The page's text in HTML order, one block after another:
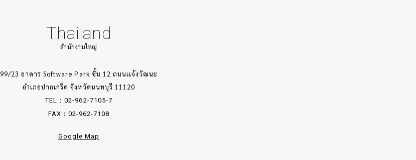
Thailand
สำนักงานใหญ่
99/23 อาคาร Software Park ชั้น 12 ถนนเเจ้งวัฒนะ
อำเภอปากเกร็ด จังหวัดนนทบุรี 11120
TEL：02-962-7105-7
FAX：02-962-7108
Google Map